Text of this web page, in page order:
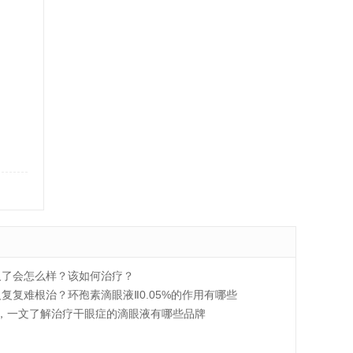
会怎么样？该如何治疗？
复难根治？环孢素滴眼液Ⅱ0.05%的作用有哪些
一文了解治疗干眼症的滴眼液有哪些品牌